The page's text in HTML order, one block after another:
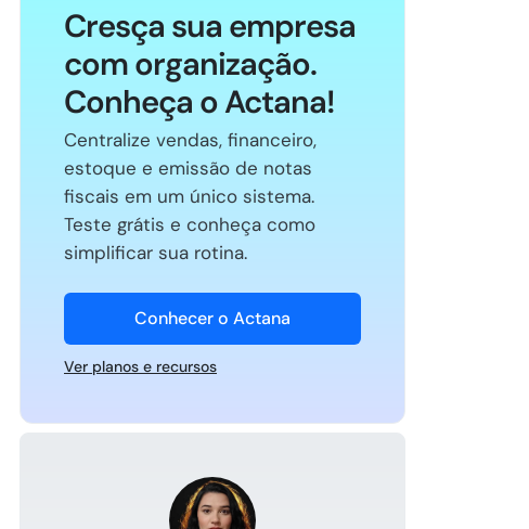
Cresça sua empresa
com organização.
Conheça o Actana!
Centralize vendas, financeiro,
estoque e emissão de notas
fiscais em um único sistema.
Teste grátis e conheça como
simplificar sua rotina.
Conhecer o Actana
Ver planos e recursos